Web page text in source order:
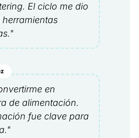
El ciclo me dio
herramientas
en
de alimentación.
fue clave para